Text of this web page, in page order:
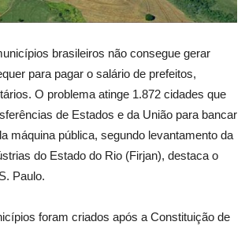
brasileiros não consegue gerar
para pagar o salário de prefeitos,
O problema atinge 1.872 cidades que
de Estados e da União para bancar
máquina pública, segundo levantamento da
do Estado do Rio (Firjan), destaca o
Paulo.
foram criados após a Constituição de